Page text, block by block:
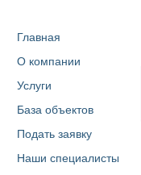
Главная
О компании
Услуги
База объектов
Подать заявку
Наши специалисты